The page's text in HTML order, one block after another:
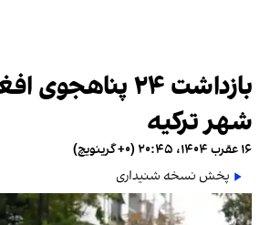
بازداشت ۲۴
شهر ترکیه
۱۶ عقرب ۱۴۰۴، ۲۰:۴۵ (‎+۰ گرینویچ)
پخش نسخه شنیداری